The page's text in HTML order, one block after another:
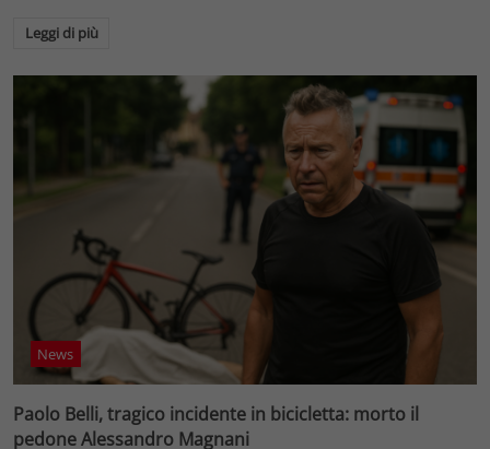
Leggi di più
News
Paolo Belli, tragico incidente in bicicletta: morto il
pedone Alessandro Magnani